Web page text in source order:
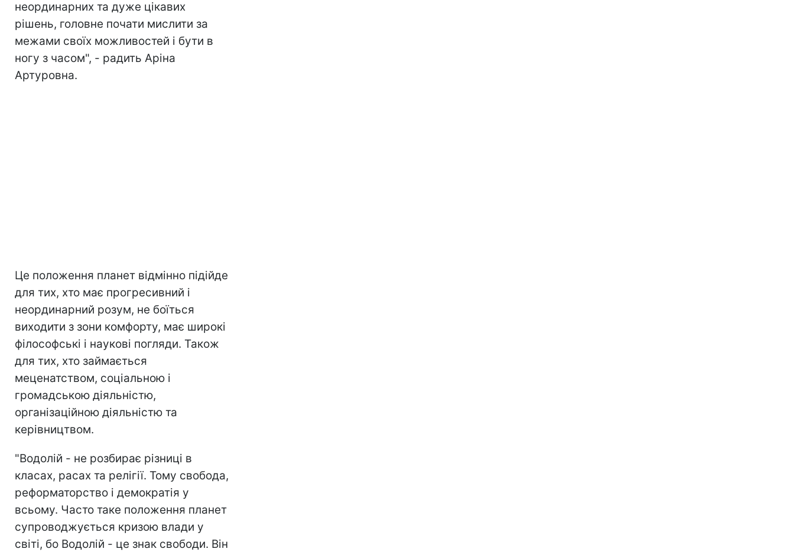
неординарних та дуже цікавих
рішень, головне почати мислити за
межами своїх можливостей і бути в
ногу з часом", - радить Аріна
Артуровна.
Це положення планет відмінно підійде
для тих, хто має прогресивний і
неординарний розум, не боїться
виходити з зони комфорту, має широкі
філософські і наукові погляди. Також
для тих, хто займається
меценатством, соціальною і
громадською діяльністю,
організаційною діяльністю та
керівництвом.
"Водолій - не розбирає різниці в
класах, расах та релігії. Тому свобода,
реформаторство і демократія у
всьому. Часто таке положення планет
супроводжується кризою влади у
світі, бо Водолій - це знак свободи. Він